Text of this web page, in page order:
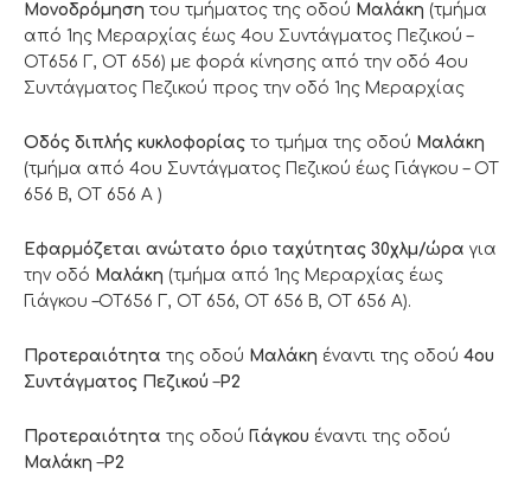
Μονοδρόμηση του τμήματος της οδού Μαλάκη (τμήμα
από 1ης Μεραρχίας έως 4ου Συντάγματος Πεζικού –
ΟΤ656 Γ, ΟΤ 656) με φορά κίνησης από την οδό 4ου
Συντάγματος Πεζικού προς την οδό 1ης Μεραρχίας
Οδός διπλής κυκλοφορίας το τμήμα της οδού Μαλάκη
(τμήμα από 4ου Συντάγματος Πεζικού έως Γιάγκου – ΟΤ
656 Β, ΟΤ 656 Α )
Eφαρμόζεται ανώτατο όριο ταχύτητας 30χλμ/ώρα για
την οδό Μαλάκη (τμήμα από 1ης Μεραρχίας έως
Γιάγκου –ΟΤ656 Γ, ΟΤ 656, ΟΤ 656 Β, ΟΤ 656 Α).
Προτεραιότητα της οδού Μαλάκη έναντι της οδού 4ου
Συντάγματος Πεζικού–Ρ2
Προτεραιότητα της οδού Γιάγκου έναντι της οδού
Μαλάκη–Ρ2